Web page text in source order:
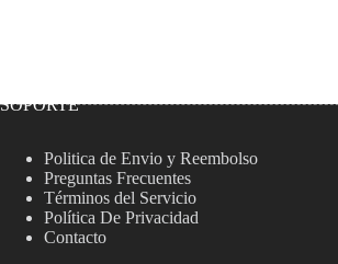
SOPORTE
Politica de Envio y Reembolso
Preguntas Frecuentes
Términos del Servicio
Política De Privacidad
Contacto